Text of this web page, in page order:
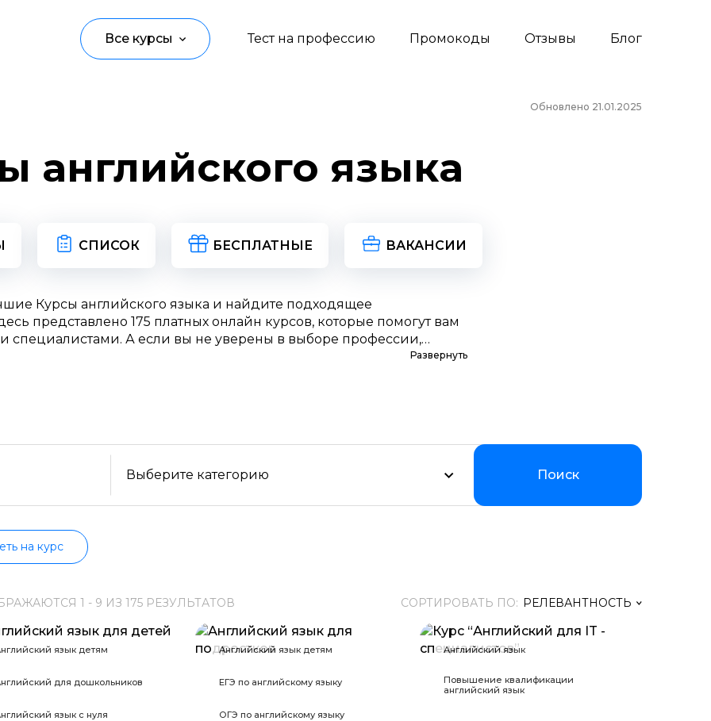
Тест на профессию Промокоды Отзывы Блог
Все курсы
Дизайн
Аналитика
Иностранные языки
Детям
Спорт
Саморазвитие
Другое
Обновлено 21.01.2025
английского языка
СПИСОК БЕСПЛАТНЫЕ ВАКАНСИИ
Курсы английского языка и найдите подходящее
представлено 175 платных онлайн курсов, которые помогут вам
специалистами. А если вы не уверены в выборе профессии,
бесплатные варианты. Большой выбор обучающих программ по
Развернуть
Выберите категорию
Web-разработка
Python-разработка
Поиск
на курс
1 - 9 ИЗ 175 РЕЗУЛЬТАТОВ СОРТИРОВАТЬ ПО: РЕЛЕВАНТНОСТЬ
Релевантность
язык детям
для дошкольников
язык с нуля
Английский язык детям
ЕГЭ по английскому языку
ОГЭ по английскому языку
Английский язык
Повышение квалификации
английский язык